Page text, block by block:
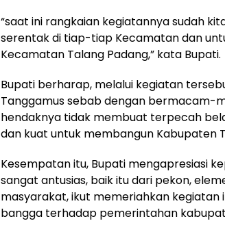
“saat ini rangkaian kegiatannya sudah
serentak di tiap-tiap Kecamatan dan
Kecamatan Talang Padang,” kata Bupati.
Bupati berharap, melalui kegiatan
Tanggamus sebab dengan bermacam-
hendaknya tidak membuat terpecah
dan kuat untuk membangun Kabupaten
Kesempatan itu, Bupati mengapresiasi
sangat antusias, baik itu dari pekon,
masyarakat, ikut memeriahkan
bangga terhadap pemerintahan